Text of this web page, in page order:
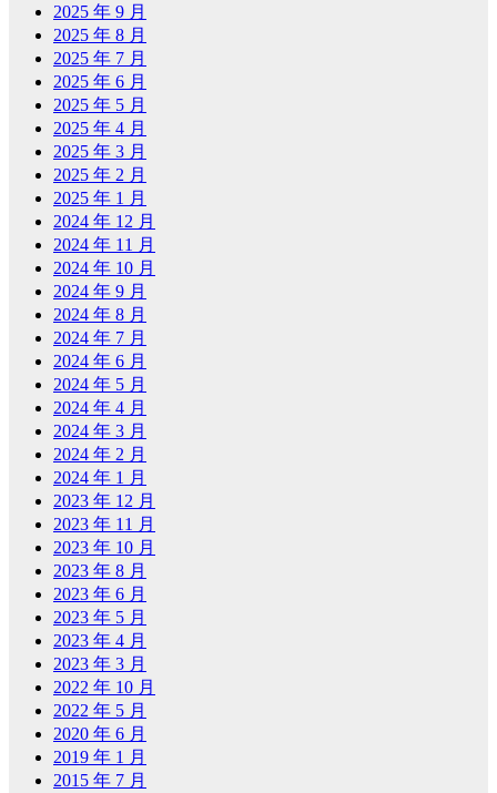
2025 年 9 月
2025 年 8 月
2025 年 7 月
2025 年 6 月
2025 年 5 月
2025 年 4 月
2025 年 3 月
2025 年 2 月
2025 年 1 月
2024 年 12 月
2024 年 11 月
2024 年 10 月
2024 年 9 月
2024 年 8 月
2024 年 7 月
2024 年 6 月
2024 年 5 月
2024 年 4 月
2024 年 3 月
2024 年 2 月
2024 年 1 月
2023 年 12 月
2023 年 11 月
2023 年 10 月
2023 年 8 月
2023 年 6 月
2023 年 5 月
2023 年 4 月
2023 年 3 月
2022 年 10 月
2022 年 5 月
2020 年 6 月
2019 年 1 月
2015 年 7 月